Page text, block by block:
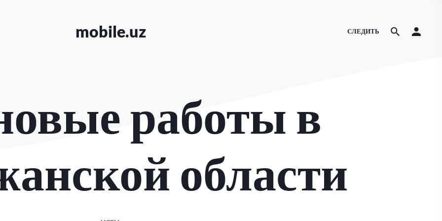
mobile.uz СЛЕДИТЬ
работы в
области